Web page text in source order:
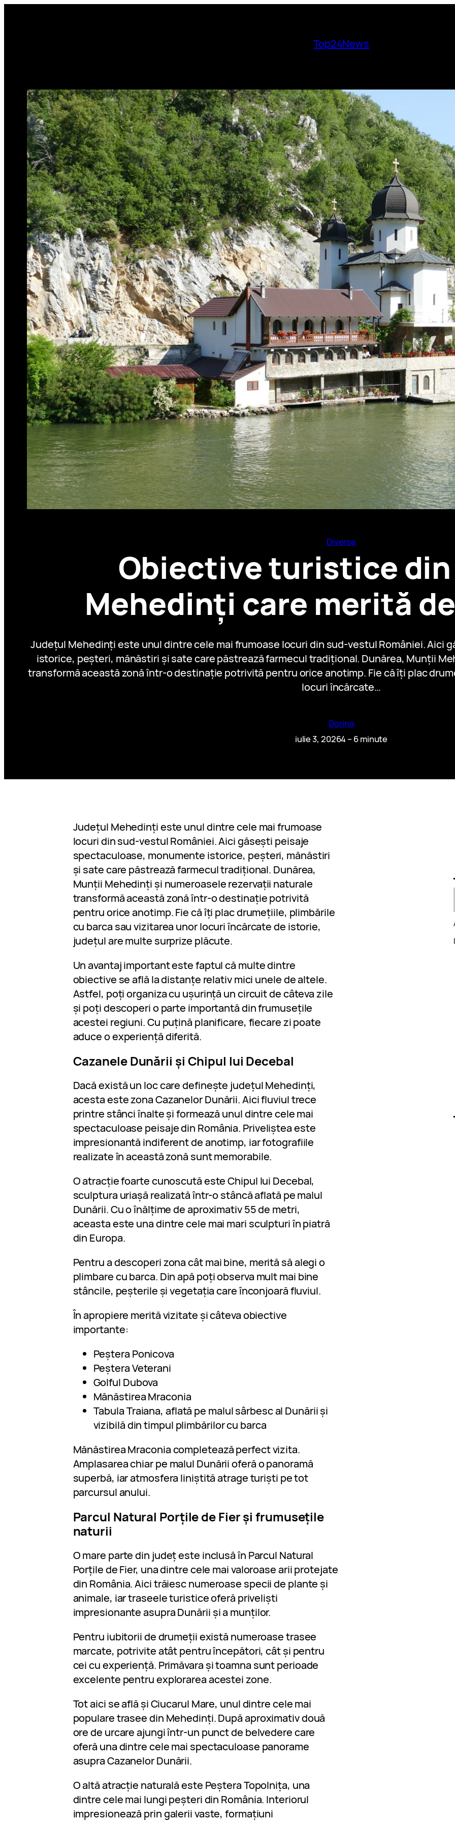
Top24News
Diverse
Obiective turistice
Mehedinți care merită
Județul Mehedinți este unul dintre cele mai frumoase locuri din sud-vestul României. Aici
istorice, peșteri, mănăstiri și sate care păstrează farmecul tradițional. Dunărea, Munții
transformă această zonă într-o destinație potrivită pentru orice anotimp. Fie că îți plac
locuri încărcate…
Dorina
iulie 3, 20264 – 6 minute
Județul Mehedinți este unul dintre cele mai frumoase
locuri din sud-vestul României. Aici găsești peisaje
spectaculoase, monumente istorice, peșteri, mănăstiri
și sate care păstrează farmecul tradițional. Dunărea,
Munții Mehedinți și numeroasele rezervații naturale
transformă această zonă într-o destinație potrivită
pentru orice anotimp. Fie că îți plac drumețiile, plimbările
cu barca sau vizitarea unor locuri încărcate de istorie,
județul are multe surprize plăcute.
Un avantaj important este faptul că multe dintre
obiective se află la distanțe relativ mici unele de altele.
Astfel, poți organiza cu ușurință un circuit de câteva zile
și poți descoperi o parte importantă din frumusețile
acestei regiuni. Cu puțină planificare, fiecare zi poate
aduce o experiență diferită.
Cazanele Dunării și Chipul lui Decebal
Dacă există un loc care definește județul Mehedinți,
acesta este zona Cazanelor Dunării. Aici fluviul trece
printre stânci înalte și formează unul dintre cele mai
spectaculoase peisaje din România. Priveliștea este
impresionantă indiferent de anotimp, iar fotografiile
realizate în această zonă sunt memorabile.
O atracție foarte cunoscută este Chipul lui Decebal,
sculptura uriașă realizată într-o stâncă aflată pe malul
Dunării. Cu o înălțime de aproximativ 55 de metri,
aceasta este una dintre cele mai mari sculpturi în piatră
din Europa.
Pentru a descoperi zona cât mai bine, merită să alegi o
plimbare cu barca. Din apă poți observa mult mai bine
stâncile, peșterile și vegetația care înconjoară fluviul.
În apropiere merită vizitate și câteva obiective
importante:
Peștera Ponicova
Peștera Veterani
Golful Dubova
Mănăstirea Mraconia
Tabula Traiana, aflată pe malul sârbesc al Dunării și
vizibilă din timpul plimbărilor cu barca
Mănăstirea Mraconia completează perfect vizita.
Amplasarea chiar pe malul Dunării oferă o panoramă
superbă, iar atmosfera liniștită atrage turiști pe tot
parcursul anului.
Parcul Natural Porțile de Fier și frumusețile
naturii
O mare parte din județ este inclusă în Parcul Natural
Porțile de Fier, una dintre cele mai valoroase arii protejate
din România. Aici trăiesc numeroase specii de plante și
animale, iar traseele turistice oferă priveliști
impresionante asupra Dunării și a munților.
Pentru iubitorii de drumeții există numeroase trasee
marcate, potrivite atât pentru începători, cât și pentru
cei cu experiență. Primăvara și toamna sunt perioade
excelente pentru explorarea acestei zone.
Tot aici se află și Ciucarul Mare, unul dintre cele mai
populare trasee din Mehedinți. După aproximativ două
ore de urcare ajungi într-un punct de belvedere care
oferă una dintre cele mai spectaculoase panorame
asupra Cazanelor Dunării.
O altă atracție naturală este Peștera Topolnița, una
dintre cele mai lungi peșteri din România. Interiorul
impresionează prin galerii vaste, formațiuni